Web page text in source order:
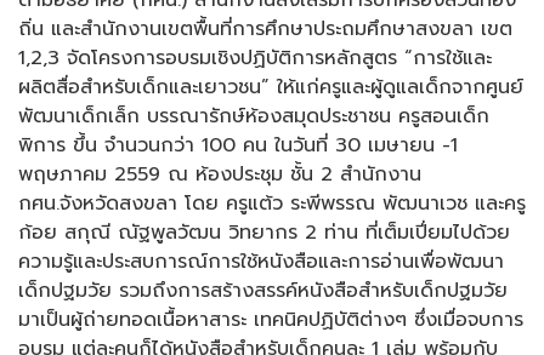
ถิ่น และสำนักงานเขตพื้นที่การศึกษาประถมศึกษาสงขลา เขต
1,2,3 จัดโครงการอบรมเชิงปฏิบัติการหลักสูตร “การใช้และ
ผลิตสื่อสำหรับเด็กและเยาวชน” ให้แก่ครูและผู้ดูแลเด็กจากศูนย์
พัฒนาเด็กเล็ก บรรณารักษ์ห้องสมุดประชาชน ครูสอนเด็ก
พิการ ขึ้น จำนวนกว่า 100 คน ในวันที่ 30 เมษายน -1
พฤษภาคม 2559 ณ ห้องประชุม ชั้น 2 สำนักงาน
กศน.จังหวัดสงขลา โดย ครูแต้ว ระพีพรรณ พัฒนาเวช และครู
ก้อย สกุณี ณัฐพูลวัฒน วิทยากร 2 ท่าน ที่เต็มเปี่ยมไปด้วย
ความรู้และประสบการณ์การใช้หนังสือและการอ่านเพื่อพัฒนา
เด็กปฐมวัย รวมถึงการสร้างสรรค์หนังสือสำหรับเด็กปฐมวัย
มาเป็นผู้ถ่ายทอดเนื้อหาสาระ เทคนิคปฏิบัติต่างๆ ซึ่งเมื่อจบการ
อบรม แต่ละคนก็ได้หนังสือสำหรับเด็กคนละ 1 เล่ม พร้อมกับ